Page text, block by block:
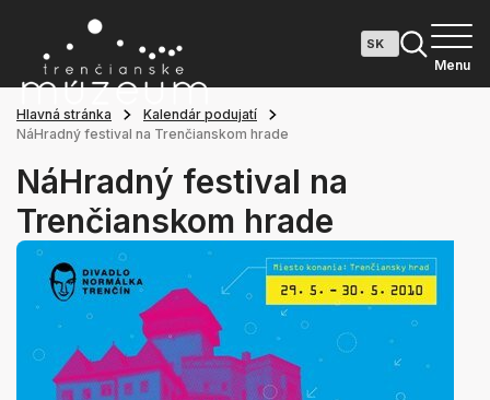
Menu
Hlavná stránka
Kalendár podujatí
NáHradný festival na Trenčianskom hrade
NáHradný festival na
Trenčianskom hrade